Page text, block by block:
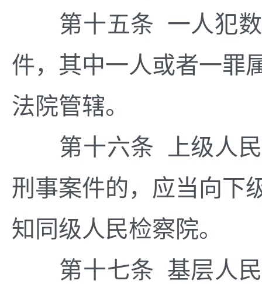
第十五条 一人犯数
件，其中一人或者一罪
法院管辖。
第十六条 上级人民
刑事案件的，应当向下
知同级人民检察院。
第十七条 基层人民